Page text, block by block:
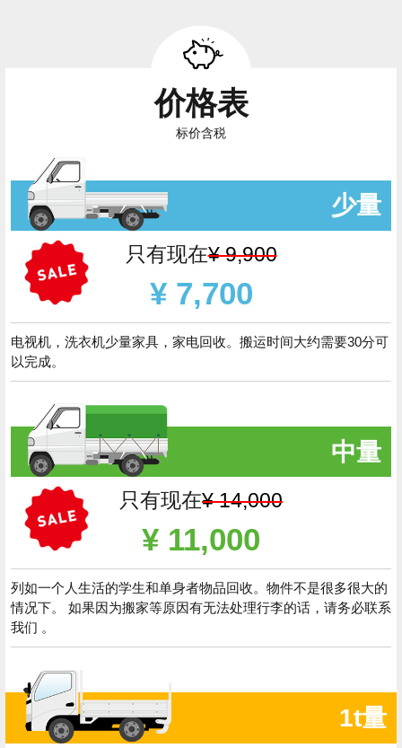
价格表
标价含税
少量
只有现在¥ 9,900
¥ 7,700
电视机，洗衣机少量家具，家电回收。搬运时间大约需要30分可
以完成。
中量
只有现在¥ 14,000
¥ 11,000
列如一个人生活的学生和单身者物品回收。物件不是很多很大的
情况下。 如果因为搬家等原因有无法处理行李的话，请务必联系
我们 。
1t量